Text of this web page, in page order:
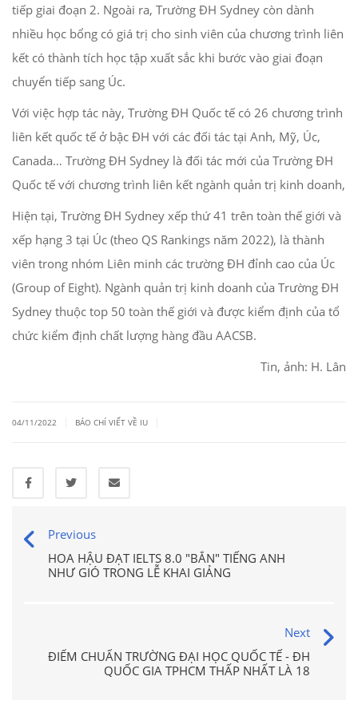
tiếp giai đoạn 2. Ngoài ra, Trường ĐH Sydney còn dành
nhiều học bổng có giá trị cho sinh viên của chương trình liên
kết có thành tích học tập xuất sắc khi bước vào giai đoạn
chuyển tiếp sang Úc.
Với việc hợp tác này, Trường ĐH Quốc tế có 26 chương trình
liên kết quốc tế ở bậc ĐH với các đối tác tại Anh, Mỹ, Úc,
Canada… Trường ĐH Sydney là đối tác mới của Trường ĐH
Quốc tế với chương trình liên kết ngành quản trị kinh doanh,
Hiện tại, Trường ĐH Sydney xếp thứ 41 trên toàn thế giới và
xếp hạng 3 tại Úc (theo QS Rankings năm 2022), là thành
viên trong nhóm Liên minh các trường ĐH đỉnh cao của Úc
(Group of Eight). Ngành quản trị kinh doanh của Trường ĐH
Sydney thuộc top 50 toàn thế giới và được kiểm định của tổ
chức kiểm định chất lượng hàng đầu AACSB.
Tin, ảnh: H. Lân
04/11/2022 BÁO CHÍ VIẾT VỀ IU
Previous
HOA HẬU ĐẠT IELTS 8.0 "BẮN" TIẾNG ANH
NHƯ GIÓ TRONG LỄ KHAI GIẢNG
Next
ĐIỂM CHUẨN TRƯỜNG ĐẠI HỌC QUỐC TẾ - ĐH
QUỐC GIA TPHCM THẤP NHẤT LÀ 18